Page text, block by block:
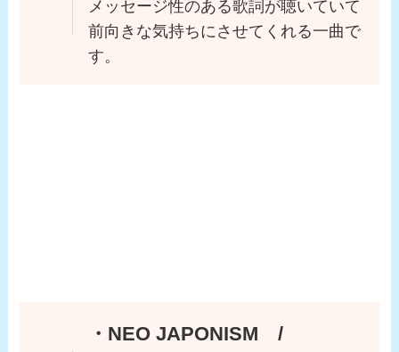
メッセージ性のある歌詞が聴いていて
前向きな気持ちにさせてくれる一曲で
す。
・NEO JAPONISM /